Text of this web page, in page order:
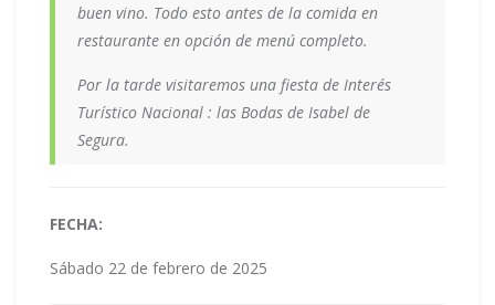
buen vino. Todo esto antes de la comida en
restaurante en opción de menú completo.
Por la tarde visitaremos una fiesta de Interés
Turístico Nacional : las Bodas de Isabel de
Segura.
FECHA:
Sábado 22 de febrero de 2025